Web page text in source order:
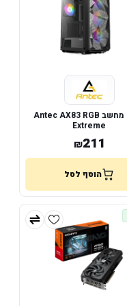
מארז מחשב Antec AX83 RGB
Extreme
₪211
הוסף לסל